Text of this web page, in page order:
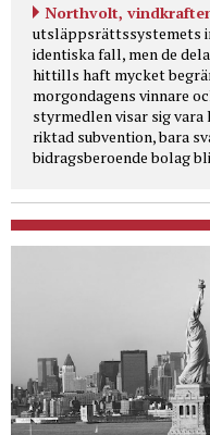
Northvolt,
utsläppsrättssystemets
identiska fall, men de
hittills haft mycket
morgondagens vinnare
styrmedlen visar sig
riktad subvention, bara
bidragsberoende bolag